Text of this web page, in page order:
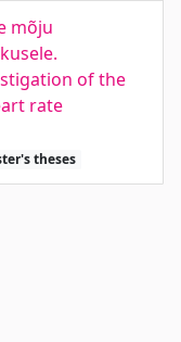
mõju
of the
rate
theses